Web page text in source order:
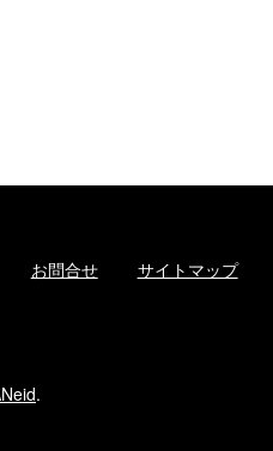
お問合せ サイトマップ
.